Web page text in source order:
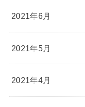
2021年6月
2021年5月
2021年4月